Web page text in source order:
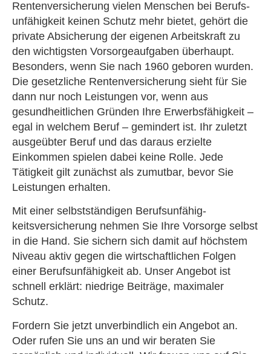
Rentenversicherung vielen Menschen bei Berufs­
unfähig­keit keinen Schutz mehr bietet, gehört die
private Absicherung der eigenen Arbeitskraft zu
den wichtigsten Vorsorgeaufgaben überhaupt.
Besonders, wenn Sie nach 1960 geboren wurden.
Die gesetzliche Rentenversicherung sieht für Sie
dann nur noch Leistungen vor, wenn aus
gesundheitlichen Gründen Ihre Erwerbsfähigkeit –
egal in welchem Beruf – gemindert ist. Ihr zuletzt
ausgeübter Beruf und das daraus erzielte
Einkommen spielen dabei keine Rolle. Jede
Tätigkeit gilt zunächst als zumutbar, bevor Sie
Leistungen erhalten.
Mit einer selbstständigen Berufs­unfähig­
keitsversicherung nehmen Sie Ihre Vorsorge selbst
in die Hand. Sie sichern sich damit auf höchstem
Niveau aktiv gegen die wirtschaftlichen Folgen
einer Berufs­unfähig­keit ab. Unser Angebot ist
schnell erklärt: niedrige Beiträge, maximaler
Schutz.
Fordern Sie jetzt unverbindlich ein Angebot an.
Oder rufen Sie uns an und wir beraten Sie